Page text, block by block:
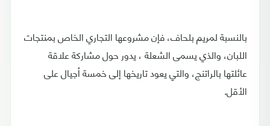
بالنسبة لمريم بلحاف، فإن مشروعها التجاري الخاص بمنتجات
اللبان، والذي يسمى الشعلة ، يدور حول مشاركة علاقة
عائلتها بالراتنج، والتي يعود تاريخها إلى خمسة أجيال على
الأقل.